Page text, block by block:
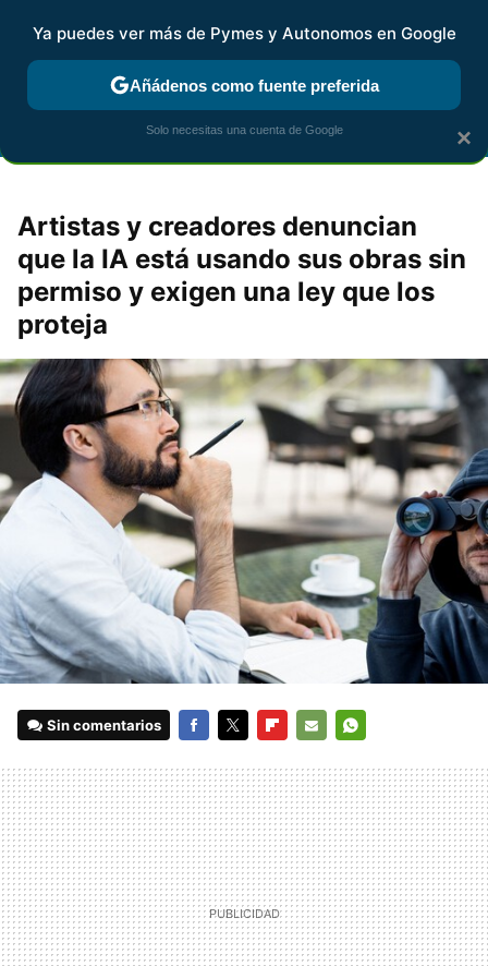
FISCALIDAD Y CONTABILIDAD KIT DIGITAL RENTA
Artistas y creadores denuncian
que la IA está usando sus obras sin
permiso y exigen una ley que los
proteja
Sin comentarios
MAIL
×
Ya puedes ver más de Pymes y Autonomos en Google
Añádenos como fuente preferida
Solo necesitas una cuenta de Google